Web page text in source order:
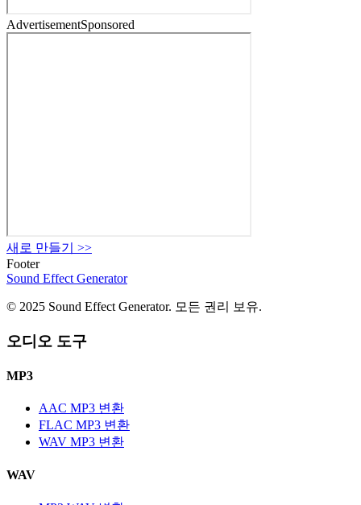
AdvertisementSponsored
새로 만들기
>>
Footer
Sound Effect Generator
© 2025 Sound Effect Generator. 모든 권리 보유.
오디오 도구
MP3
AAC MP3 변환
FLAC MP3 변환
WAV MP3 변환
WAV